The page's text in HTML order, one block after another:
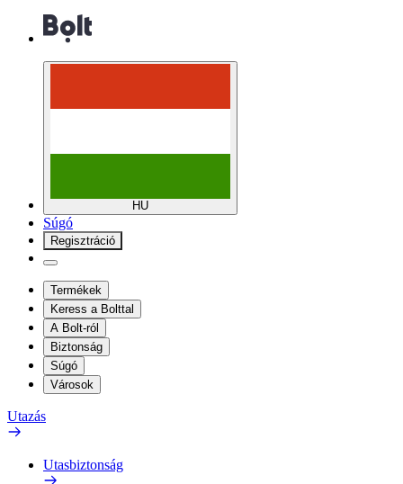
HU
Súgó
Regisztráció
Termékek
Keress a Bolttal
A Bolt-ról
Biztonság
Súgó
Városok
Utazás
Utasbiztonság